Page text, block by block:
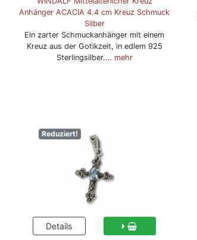
Anhänger ACACIA 4.4 cm Kreuz Schmuck
Silber
Ein zarter Schmuckanhänger mit einem
Kreuz aus der Gotikzeit, in edlem 925
Sterlingsilber.… mehr
Reduziert!